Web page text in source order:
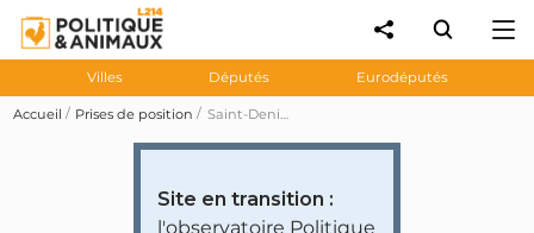
Villes Députés Eurodéputés
Accueil Prises de position Saint-Denis instaure 3 journées végétariennes hebdomadaires dans ses cantines scolaires
Site en transition :
l'observatoire Politique